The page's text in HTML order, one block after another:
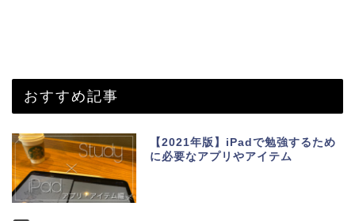
おすすめ記事
【2021年版】iPadで勉強するため
に必要なアプリやアイテム